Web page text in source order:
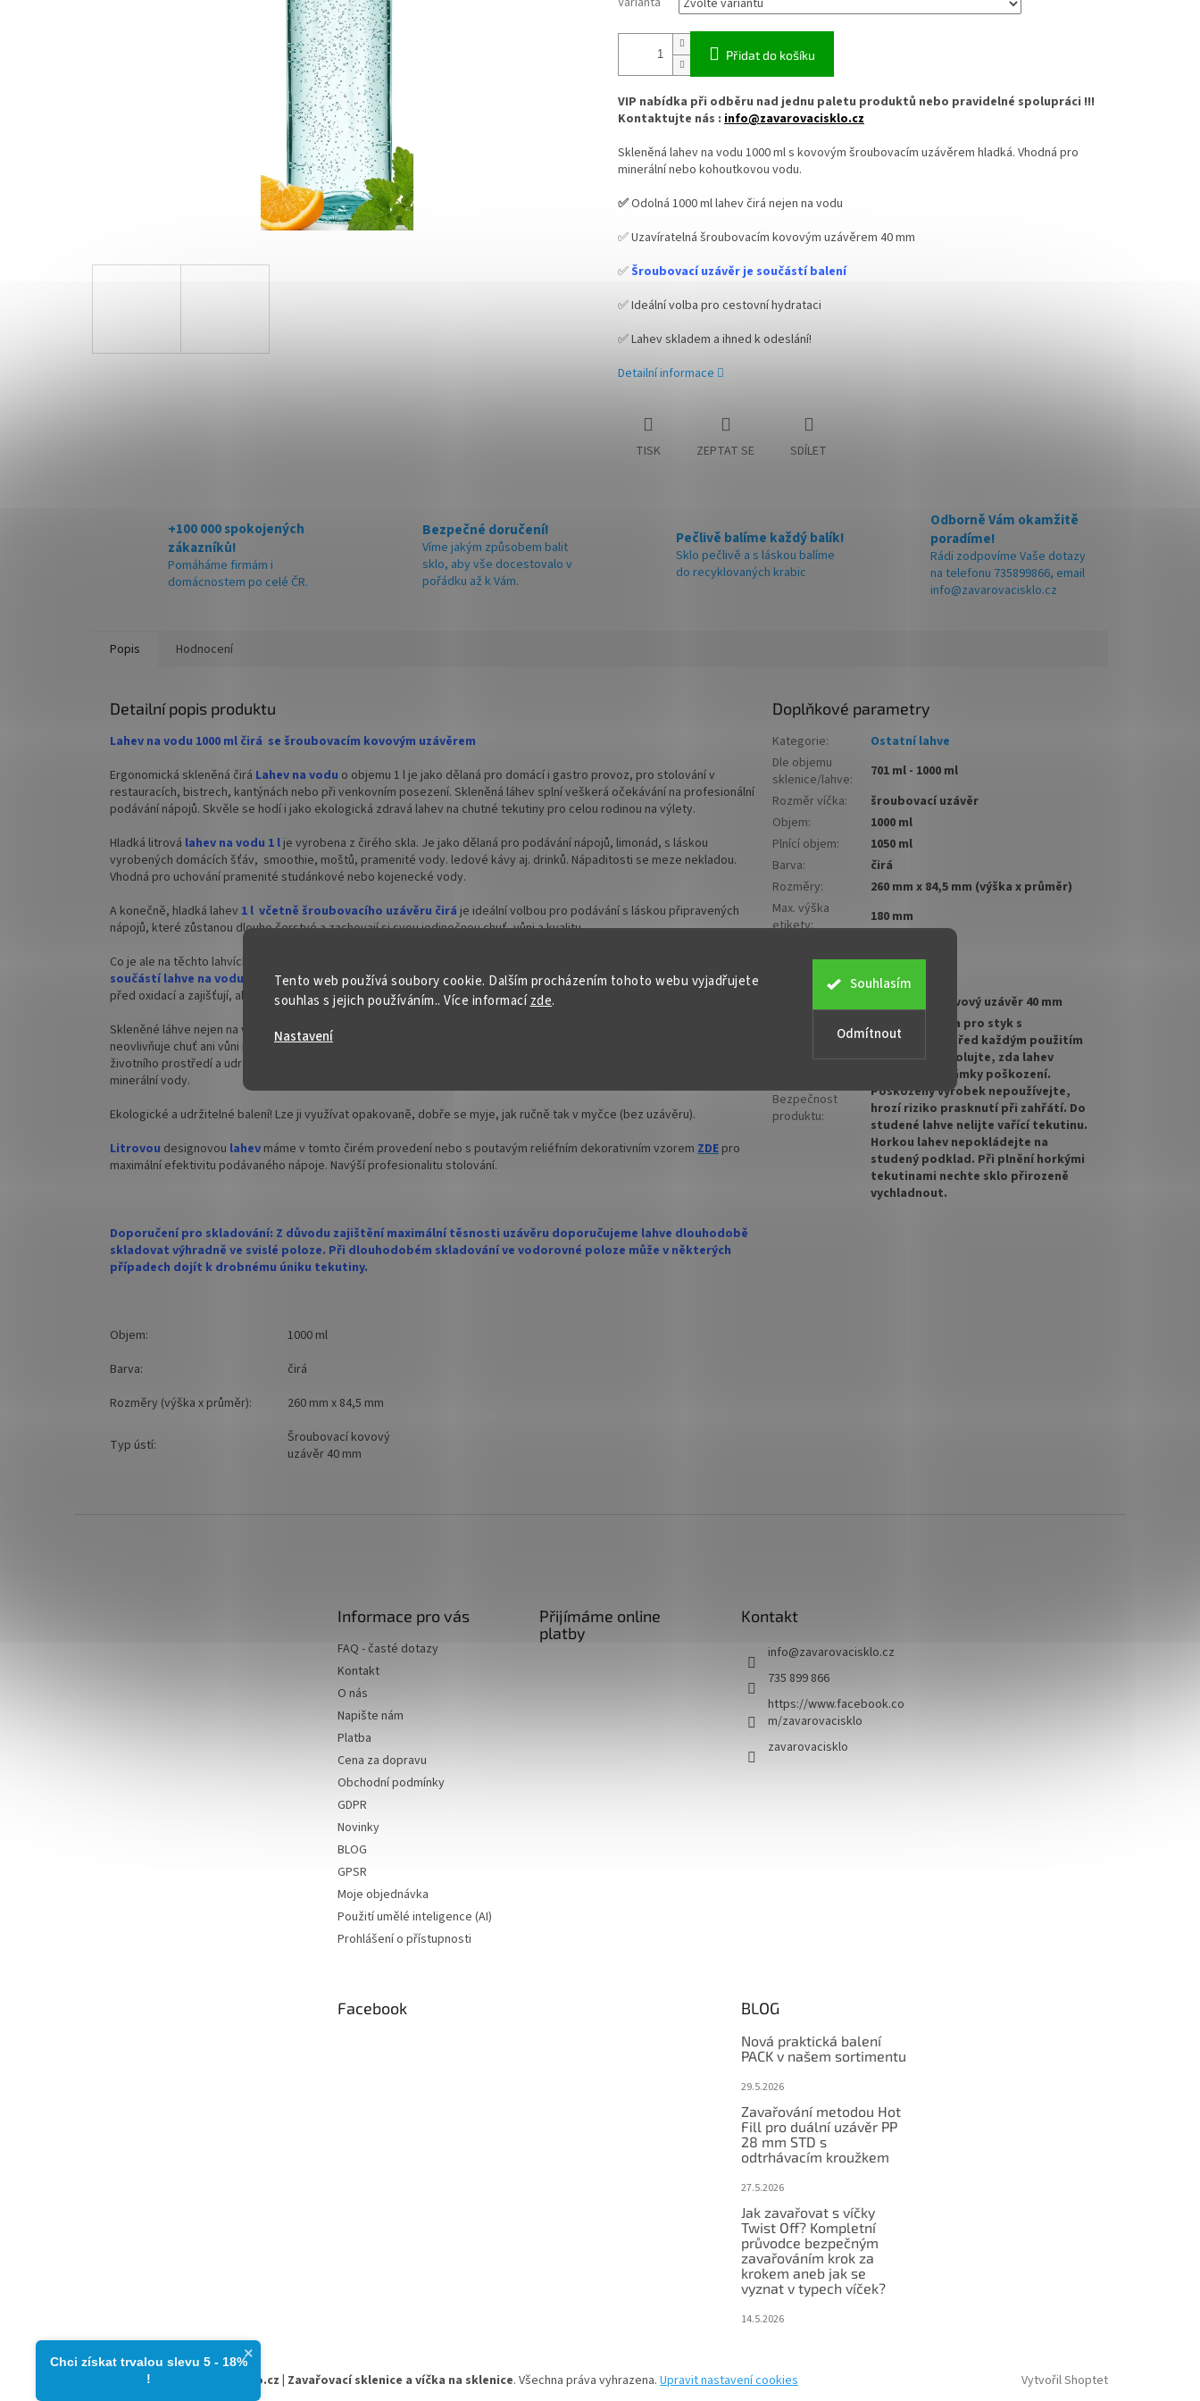
Tento web používá soubory cookie. Dalším procházením tohoto webu vyjadřujete
souhlas s jejich používáním.. Více informacízde.
Nastavení
Odmítnout
Souhlasím
Přidat do košíku
VIP nabídka při odběru nad jednu paletu produktů nebo pravidelné spolupráci !!!
Kontaktujte nás : info@zavarovacisklo.cz
Skleněná lahev na vodu 1000 ml s kovovým šroubovacím uzávěrem hladká. Vhodná pro
minerální nebo kohoutkovou vodu.
✅Odolná 1000 ml lahev čirá nejen na vodu
✅ Uzavíratelná šroubovacím kovovým uzávěrem 40 mm
✅Šroubovací uzávěr je součástí balení
✅ Ideální volba pro cestovní hydrataci
✅ Lahev skladem a ihned k odeslání!
Detailní informace
TISK ZEPTAT SE SDÍLET
+100 000 spokojených
zákazníků!
Pomáháme firmám i
domácnostem po celé ČR.
Bezpečné doručení!
Víme jakým způsobem balit
sklo, aby vše docestovalo v
pořádku až k Vám.
Pečlivě balíme každý balík!
Sklo pečlivě a s láskou balíme
do recyklovaných krabic
Odborně Vám okamžitě
poradíme!
Rádi zodpovíme Vaše dotazy
na telefonu 735899866, email
info@zavarovacisklo.cz
Popis Hodnocení
Detailní popis produktu
Lahev na vodu 1000 ml čirá se šroubovacím kovovým uzávěrem
Ergonomická skleněná čirá Lahev na vodu o objemu 1 l je jako dělaná pro domácí i gastro provoz, pro stolování v
restauracích, bistrech, kantýnách nebo při venkovním posezení. Skleněná láhev splní veškerá očekávání na profesionální
podávání nápojů. Skvěle se hodí i jako ekologická zdravá lahev na chutné tekutiny pro celou rodinou na výlety.
Hladká litrová lahev na vodu 1 lje vyrobena z čirého skla. Je jako dělaná pro podávání nápojů, limonád, s láskou
vyrobených domácích šťáv, smoothie, moštů, pramenité vody. ledové kávy aj. drinků. Nápaditosti se meze nekladou.
Vhodná pro uchování pramenité studánkové nebo kojenecké vody.
A konečně, hladká lahev 1 l včetně šroubovacího uzávěru čirá je ideální volbou pro podávání s láskou připravených
nápojů, které zůstanou dlouho čerstvé a zachovají si svou jedinečnou chuť, vůni a kvalitu.
Co je ale na těchto lahvích opravdu skvělé, je jejich
součástí lahve na vodu . Díky tomu jsou lahve snadno otevíratelné a zároveň dokonale uzavíratelné, chrání čerstvé nápoje
před oxidací a zajišťují, aby se do skleněných nádob nedostal prach, hmyz a nečistoty.
Skleněné láhve nejen na vodu o plnícím objemu až 1050 ml představují ekologickou alternativu k plastovým obalům. Sklo
neovlivňuje chuť ani vůni nápojů a lze jej opakovaně používat i recyklovat. Použitím skleněných láhví přispíváte k ochraně
životního prostředí a udržitelnému balení potravin. Opakovaně použitelná nejen pro uchování čerstvě nabrané pramenité
minerální vody.
Ekologické a udržitelné balení! Lze ji využívat opakovaně, dobře se myje, jak ručně tak v myčce (bez uzávěru).
Litrovou designovou lahev máme v tomto čirém provedení nebo s poutavým reliéfním dekorativním vzorem ZDE pro
maximální efektivitu podávaného nápoje. Navýší profesionalitu stolování.
Doporučení pro skladování: Z důvodu zajištění maximální těsnosti uzávěru doporučujeme lahve dlouhodobě
skladovat výhradně ve svislé poloze. Při dlouhodobém skladování ve vodorovné poloze může v některých
případech dojít k drobnému úniku tekutiny.
Objem:
1000 ml
Barva:
čirá
Rozměry (výška x průměr):
260 mm x 84,5 mm
Typ ústí:
Šroubovací kovový
uzávěr 40 mm
Doplňkové parametry
Kategorie:
Ostatní lahve
Dle objemu
sklenice/lahve:
701 ml - 1000 ml
Rozměr víčka:
šroubovací uzávěr
Objem:
1000 ml
Plnící objem:
1050 ml
Barva:
čirá
Rozměry:
260 mm x 84,5 mm (výška x průměr)
Max. výška
etikety:
180 mm
šroubovacího
20 mm
šroubovací kovový uzávěr 40 mm
Bezpečnost
produktu:
Lahev je určena pro styk s
potravinami. Před každým použitím
pečlivě zkontrolujte, zda lahev
nevykazuje známky poškození.
Poškozený výrobek nepoužívejte,
hrozí riziko prasknutí při zahřátí. Do
studené lahve nelijte vařící tekutinu.
Horkou lahev nepokládejte na
studený podklad. Při plnění horkými
tekutinami nechte sklo přirozeně
vychladnout.
Informace pro vás
FAQ - časté dotazy
Kontakt
O nás
Napište nám
Platba
Cena za dopravu
Obchodní podmínky
GDPR
Novinky
BLOG
GPSR
Moje objednávka
Použití umělé inteligence (AI)
Prohlášení o přístupnosti
Přijímáme online
platby
Kontakt
info@zavarovacisklo.cz
735 899 866
https://www.facebook.co
m/zavarovacisklo
zavarovacisklo
Facebook BLOG
Nová praktická balení
PACK v našem sortimentu
29.5.2026
Zavařování metodou Hot
Fill pro duální uzávěr PP
28 mm STD s
odtrhávacím kroužkem
27.5.2026
Jak zavařovat s víčky
Twist Off? Kompletní
průvodce bezpečným
zavařováním krok za
krokem aneb jak se
vyznat v typech víček?
14.5.2026
Vytvořil Shoptet
Copyright 2026 zavarovacisklo.cz | Zavařovací sklenice a víčka na sklenice. Všechna práva vyhrazena. Upravit nastavení cookies
×
Chci získat trvalou slevu 5 - 18%​
!